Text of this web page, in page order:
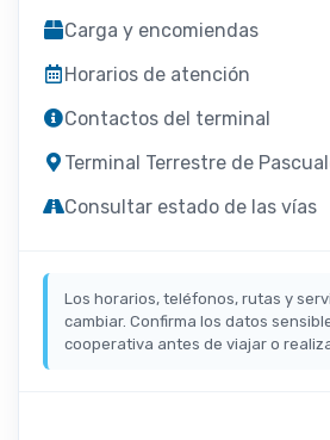
Carga y encomiendas
Horarios de atención
Contactos del terminal
Terminal Terrestre de
Consultar estado de las vías
Los horarios, teléfonos, rutas y
cambiar. Confirma los datos
cooperativa antes de viajar o